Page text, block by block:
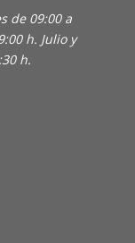
de 09:00 a
h. Julio y
h.